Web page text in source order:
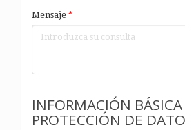
Mensaje *
INFORMACIÓN BÁSICA
PROTECCIÓN DE